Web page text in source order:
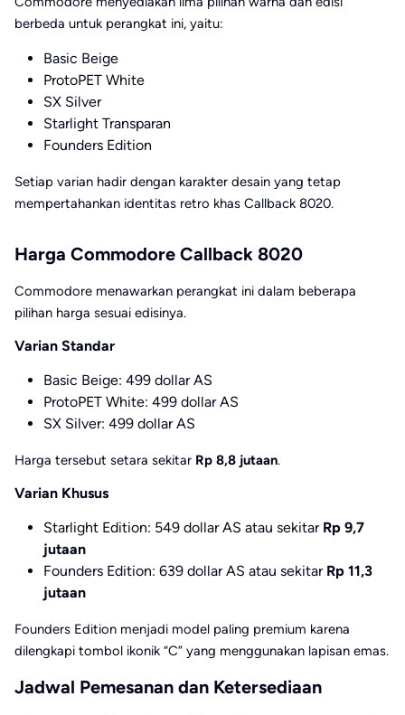
berbeda untuk perangkat ini, yaitu:
Basic Beige
ProtoPET White
SX Silver
Starlight Transparan
Founders Edition
Setiap varian hadir dengan karakter desain yang tetap
mempertahankan identitas retro khas Callback 8020.
Harga Commodore Callback 8020
Commodore menawarkan perangkat ini dalam beberapa
pilihan harga sesuai edisinya.
Varian Standar
Basic Beige: 499 dollar AS
ProtoPET White: 499 dollar AS
SX Silver: 499 dollar AS
Harga tersebut setara sekitar Rp 8,8 jutaan.
Varian Khusus
Starlight Edition: 549 dollar AS atau sekitar Rp 9,7
jutaan
Founders Edition: 639 dollar AS atau sekitar Rp 11,3
jutaan
Founders Edition menjadi model paling premium karena
dilengkapi tombol ikonik “C” yang menggunakan lapisan emas.
Jadwal Pemesanan dan Ketersediaan